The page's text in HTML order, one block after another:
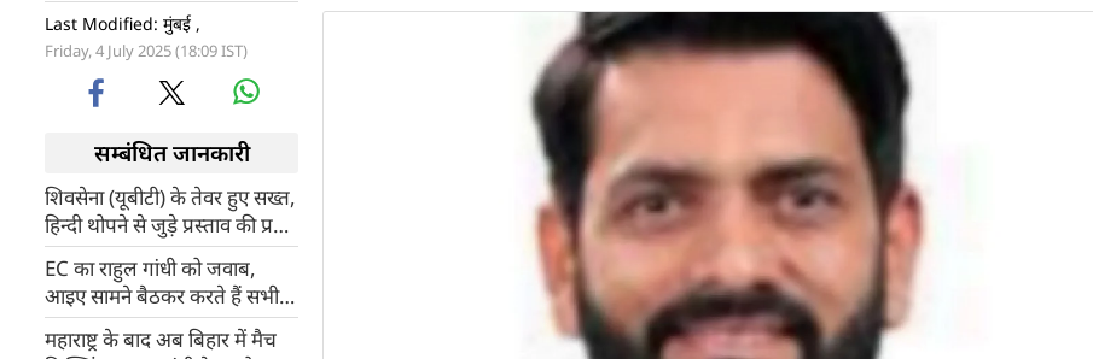
Last Modified: मुंबई ,
Friday, 4 July 2025 (18:09 IST)
सम्बंधित जानकारी
शिवसेना (यूबीटी) के तेवर हुए सख्त,
हिन्दी थोपने से जुड़े प्रस्ताव की प्रति
जलाएगी पार्टी
EC का राहुल गांधी को जवाब,
आइए सामने बैठकर करते हैं सभी
मुद्दों पर चर्चा
महाराष्ट्र के बाद अब बिहार में मैच